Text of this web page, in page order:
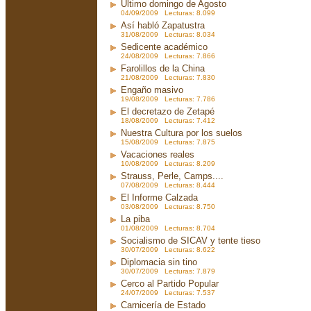
Ultimo domingo de Agosto
04/09/2009 Lecturas: 8.099
Así habló Zapatustra
31/08/2009 Lecturas: 8.034
Sedicente académico
24/08/2009 Lecturas: 7.866
Farolillos de la China
21/08/2009 Lecturas: 7.830
Engaño masivo
19/08/2009 Lecturas: 7.786
El decretazo de Zetapé
18/08/2009 Lecturas: 7.412
Nuestra Cultura por los suelos
15/08/2009 Lecturas: 7.875
Vacaciones reales
10/08/2009 Lecturas: 8.209
Strauss, Perle, Camps....
07/08/2009 Lecturas: 8.444
El Informe Calzada
03/08/2009 Lecturas: 8.750
La piba
01/08/2009 Lecturas: 8.704
Socialismo de SICAV y tente tieso
30/07/2009 Lecturas: 8.622
Diplomacia sin tino
30/07/2009 Lecturas: 7.879
Cerco al Partido Popular
24/07/2009 Lecturas: 7.537
Carnicería de Estado